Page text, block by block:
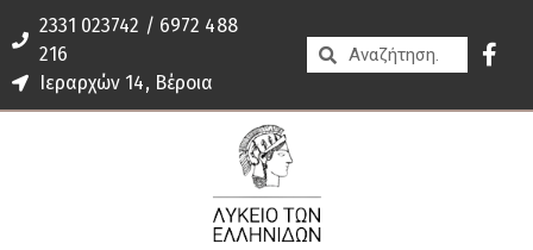
2331 023742 / 6972 488
216
Ιεραρχών 14, Βέροια